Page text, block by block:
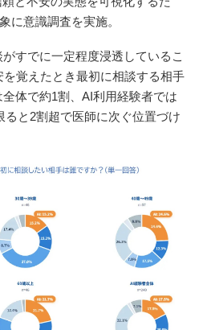
に意識調査を実施。
すでに一定程度浸透しているこ
覚えたとき最初に相談する相手
体で約1割、AI利用経験者では
ると2割超で医師に次ぐ位置づけ